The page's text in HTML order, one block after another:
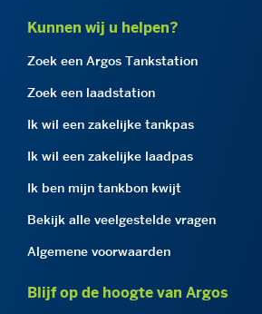
Kunnen wij u helpen?
Zoek een Argos Tankstation
Zoek een laadstation
Ik wil een zakelijke tankpas
Ik wil een zakelijke laadpas
Ik ben mijn tankbon kwijt
Bekijk alle veelgestelde vragen
Algemene voorwaarden
Blijf op de hoogte van Argos